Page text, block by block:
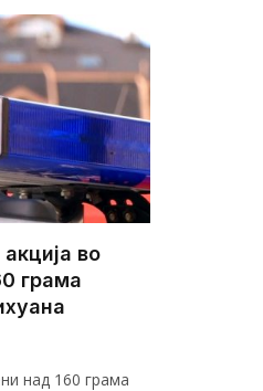
во
грама
над 160 грама